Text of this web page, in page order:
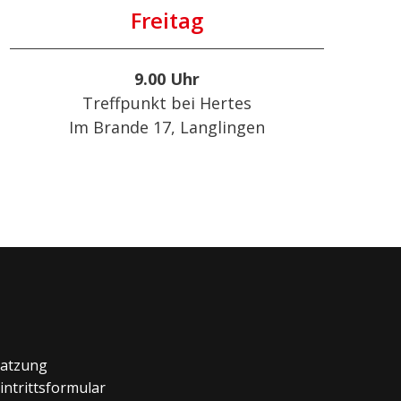
Freitag
9.00 Uhr
Treffpunkt bei Hertes
Im Brande 17, Langlingen